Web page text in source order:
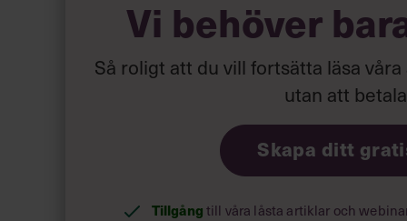
Också en annan medlem vurpade, och
Tyvärr missade vi måltiden med 7 minuter
snabbgrupp ’Mas-gruppen’ med 1-2 minuter.
sjutimmarsgränsen kvar att knäcka… «
Vi behöver
Så roligt att du vill fortsätta läsa
utan att
Skapa ditt
Tillgång till våra låsta artiklar och